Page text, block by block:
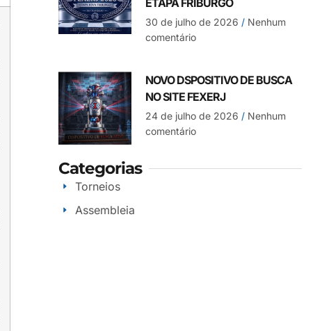
ETAPA FRIBURGO
30 de julho de 2026 Nenhum
comentário
NOVO DSPOSITIVO DE BUSCA
NO SITE FEXERJ
24 de julho de 2026 Nenhum
comentário
Categorias
Torneios
Assembleia